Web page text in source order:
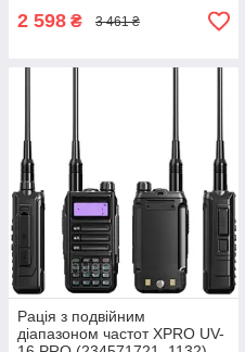
2 598 ₴ 3 461 ₴
Рація з подвійним
діапазоном частот XPRO UV-